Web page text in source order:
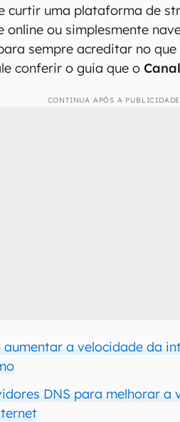
curtir uma plataforma de
online ou simplesmente
sempre acreditar no
conferir o guia que o
CONTINUA APÓS A PUBLICIDADE
aumentar a velocidade da
DNS para melhorar a